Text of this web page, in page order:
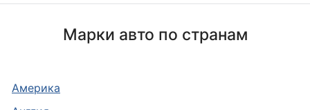
Марки авто по странам
Америка